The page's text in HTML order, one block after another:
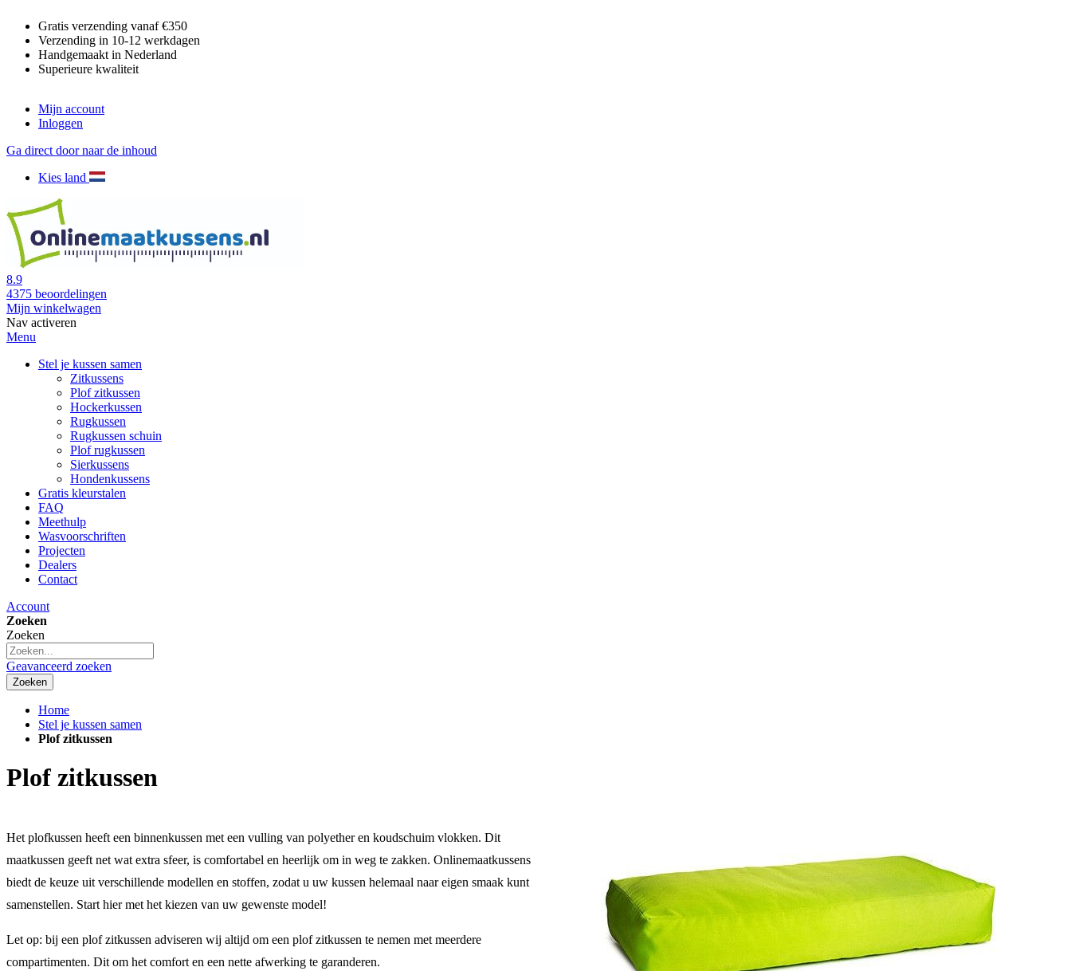
Gratis verzending vanaf €350
Verzending in 10-12 werkdagen
Handgemaakt in Nederland
Superieure kwaliteit
Mijn account
Inloggen
Ga direct door naar de inhoud
Kies land
8.9
4375 beoordelingen
Mijn winkelwagen
Nav activeren
Menu
Stel je kussen samen
Zitkussens
Plof zitkussen
Hockerkussen
Rugkussen
Rugkussen schuin
Plof rugkussen
Sierkussens
Hondenkussens
Gratis kleurstalen
FAQ
Meethulp
Wasvoorschriften
Projecten
Dealers
Contact
Account
Zoeken
Zoeken
Geavanceerd zoeken
Zoeken
Home
Stel je kussen samen
Plof zitkussen
Plof zitkussen
Het plofkussen heeft een binnenkussen met een vulling van polyether en koudschuim vlokken. Dit
maatkussen geeft net wat extra sfeer, is comfortabel en heerlijk om in weg te zakken. Onlinemaatkussens
biedt de keuze uit verschillende modellen en stoffen, zodat u uw kussen helemaal naar eigen smaak kunt
samenstellen. Start hier met het kiezen van uw gewenste model!
Let op: bij een plof zitkussen adviseren wij altijd om een plof zitkussen te nemen met meerdere
compartimenten. Dit om het comfort en een nette afwerking te garanderen.